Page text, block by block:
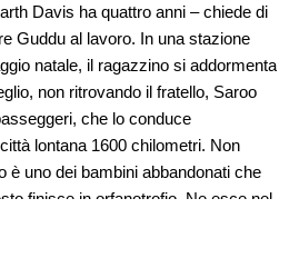
Davis ha quattro anni – chiede di
Guddu al lavoro. In una stazione
natale, il ragazzino si addormenta
non ritrovando il fratello, Saroo
che lo conduce
lontana 1600 chilometri. Non
è uno dei bambini abbandonati che
finisce in orfanotrofio. Ne esce nel
di australiani lo adotta. Studente
il giovane passa le sue serate su